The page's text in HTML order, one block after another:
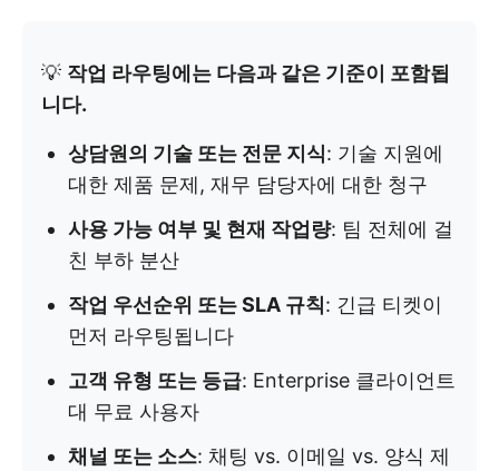
💡 작업 라우팅에는 다음과 같은 기준이 포함됩
니다.
상담원의 기술 또는 전문 지식: 기술 지원에
대한 제품 문제, 재무 담당자에 대한 청구
사용 가능 여부 및 현재 작업량: 팀 전체에 걸
친 부하 분산
작업 우선순위 또는 SLA 규칙: 긴급 티켓이
먼저 라우팅됩니다
고객 유형 또는 등급: Enterprise 클라이언트
대 무료 사용자
채널 또는 소스: 채팅 vs. 이메일 vs. 양식 제